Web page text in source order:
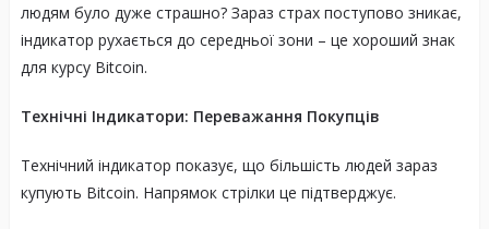
людям було дуже страшно? Зараз страх поступово зникає,
індикатор рухається до середньої зони – це хороший знак
для курсу Bitcoin.
Технічні Індикатори: Переважання Покупців
Технічний індикатор показує, що більшість людей зараз
купують Bitcoin. Напрямок стрілки це підтверджує.